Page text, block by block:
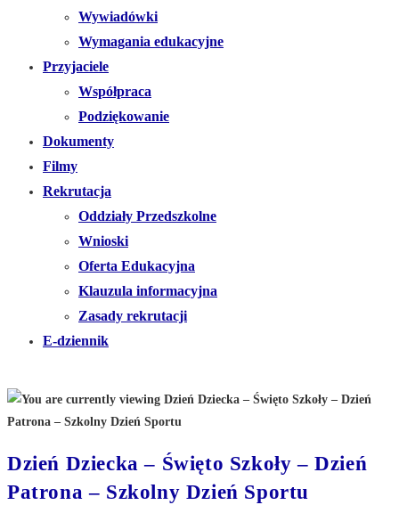
Wywiadówki
Wymagania edukacyjne
Przyjaciele
Współpraca
Podziękowanie
Dokumenty
Filmy
Rekrutacja
Oddziały Przedszkolne
Wnioski
Oferta Edukacyjna
Klauzula informacyjna
Zasady rekrutacji
E-dziennik
Dzień Dziecka – Święto Szkoły – Dzień
Patrona – Szkolny Dzień Sportu